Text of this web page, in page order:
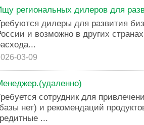
региональных дилеров для
дилеры для развития
и возможно в других
03-09
сотрудник для
нет) и рекомендаций
...